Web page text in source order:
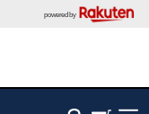
powered by